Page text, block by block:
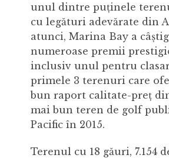
unul dintre puținele
cu legături adevărate din
atunci, Marina Bay a
numeroase premii
inclusiv unul pentru
primele 3 terenuri care
bun raport calitate-preț
mai bun teren de golf
Pacific în 2015.
Terenul cu 18 găuri, 7.154